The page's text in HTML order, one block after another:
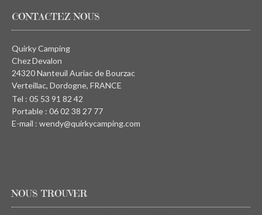
CONTACTEZ NOUS
Quirky Camping
Chez Devalon
24320 Nanteuil Auriac de Bourzac
Verteillac, Dordogne, FRANCE
Tel : 05 53 91 82 42
Portable : 06 02 38 27 77
E-mail : wendy@quirkycamping.com
NOUS TROUVER